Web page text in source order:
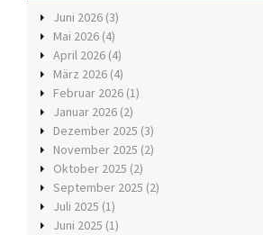
Juni 2026 (3)
Mai 2026 (4)
April 2026 (4)
März 2026 (4)
Februar 2026 (1)
Januar 2026 (2)
Dezember 2025 (3)
November 2025 (2)
Oktober 2025 (2)
September 2025 (2)
Juli 2025 (1)
Juni 2025 (1)